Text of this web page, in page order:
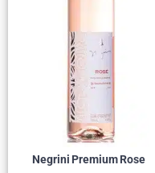
Negrini Premium Rose